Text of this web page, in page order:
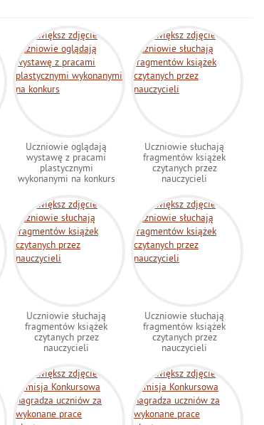
Uczniowie oglądają
wystawę z pracami
plastycznymi
wykonanymi na konkurs
Uczniowie słuchają
fragmentów książek
czytanych przez
nauczycieli
Uczniowie słuchają
fragmentów książek
czytanych przez
nauczycieli
Uczniowie słuchają
fragmentów książek
czytanych przez
nauczycieli